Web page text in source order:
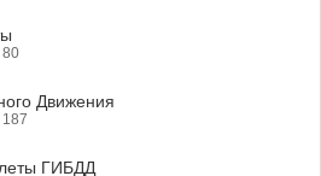
80
Движения
ГИБДД